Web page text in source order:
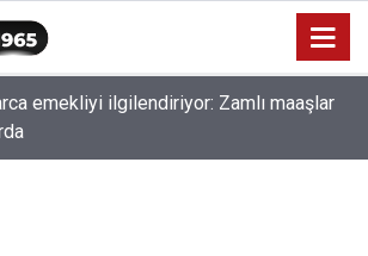
emekliyi ilgilendiriyor: Zamlı maaşlar